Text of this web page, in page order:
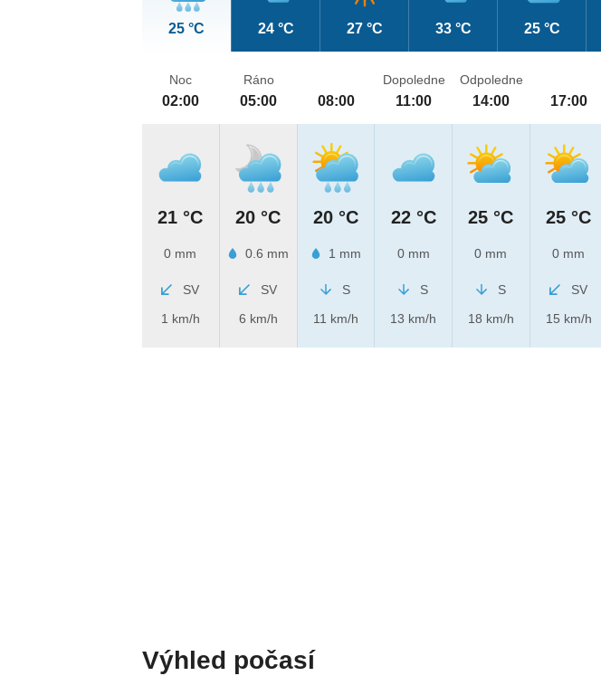
25 °C 24 °C 27 °C 33 °C 25 °C
Noc
02:00
21 °C
0 mm
SV
1 km/h
Ráno
05:00
20 °C
0.6 mm
SV
6 km/h
08:00
20 °C
1 mm
S
11 km/h
Dopoledne
11:00
22 °C
0 mm
S
13 km/h
Odpoledne
14:00
25 °C
0 mm
S
18 km/h
17:00
25 °C
0 mm
SV
15 km/h
Výhled počasí